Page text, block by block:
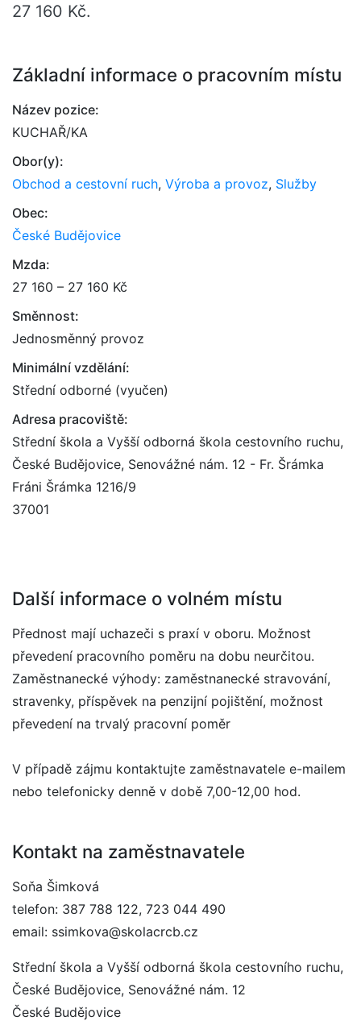
27 160 Kč.
Základní informace o pracovním místu
Název pozice:
KUCHAŘ/KA
Obor(y):
Obchod a cestovní ruch, Výroba a provoz, Služby
Obec:
České Budějovice
Mzda:
27 160 – 27 160 Kč
Směnnost:
Jednosměnný provoz
Minimální vzdělání:
Střední odborné (vyučen)
Adresa pracoviště:
Střední škola a Vyšší odborná škola cestovního ruchu,
České Budějovice, Senovážné nám. 12 - Fr. Šrámka
Fráni Šrámka 1216/9
37001
Další informace o volném místu
Přednost mají uchazeči s praxí v oboru. Možnost
převedení pracovního poměru na dobu neurčitou.
Zaměstnanecké výhody: zaměstnanecké stravování,
stravenky, příspěvek na penzijní pojištění, možnost
převedení na trvalý pracovní poměr
V případě zájmu kontaktujte zaměstnavatele e-mailem
nebo telefonicky denně v době 7,00-12,00 hod.
Kontakt na zaměstnavatele
Soňa Šimková
telefon: 387 788 122, 723 044 490
email: ssimkova@skolacrcb.cz
Střední škola a Vyšší odborná škola cestovního ruchu,
České Budějovice, Senovážné nám. 12
České Budějovice